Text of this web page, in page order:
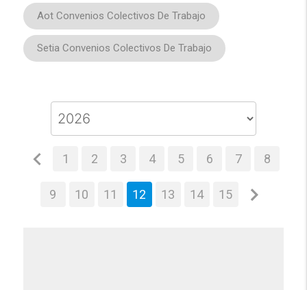
Aot Convenios Colectivos De Trabajo
Setia Convenios Colectivos De Trabajo
1 2 3 4 5 6 7 8
9 10 11 12 13 14 15